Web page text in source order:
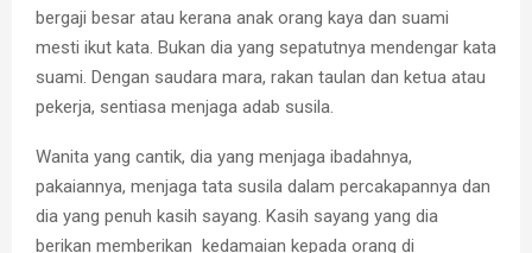
bergaji besar atau kerana anak orang kaya dan suami
mesti ikut kata. Bukan dia yang sepatutnya mendengar kata
suami. Dengan saudara mara, rakan taulan dan ketua atau
pekerja, sentiasa menjaga adab susila.
Wanita yang cantik, dia yang menjaga ibadahnya,
pakaiannya, menjaga tata susila dalam percakapannya dan
dia yang penuh kasih sayang. Kasih sayang yang dia
berikan memberikan kedamaian kepada orang di